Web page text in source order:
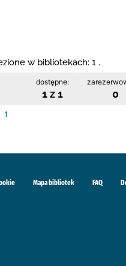
w bibliotekach: 1 .
dostępne:
1 z 1 0
1
Mapa bibliotek FAQ